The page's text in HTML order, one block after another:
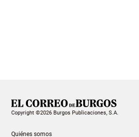
Copyright ©2026 Burgos Publicaciones, S.A.
Quiénes somos